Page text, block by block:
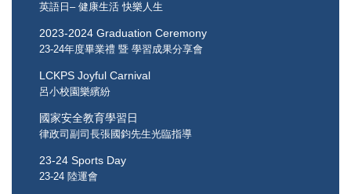
英語日– 健康生活 快樂人生
2023-2024 Graduation Ceremony
23-24年度畢業禮 暨 學習成果分享會
LCKPS Joyful Carnival
呂小校園樂繽紛
國家安全教育學習日
律政司副司長張國鈞先生光臨指導
23-24 Sports Day
23-24 陸運會